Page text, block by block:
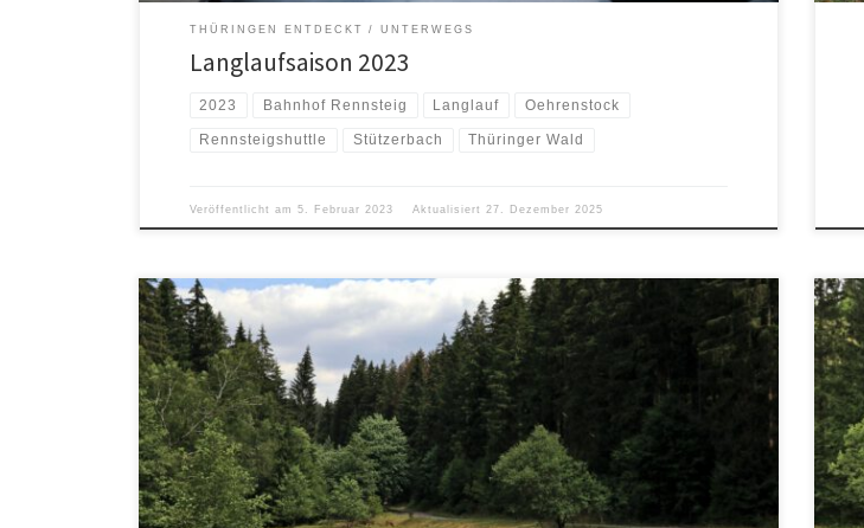
THÜRINGEN ENTDECKT UNTERWEGS
Langlaufsaison 2023
2023 Bahnhof Rennsteig Langlauf Oehrenstock
Rennsteigshuttle Stützerbach Thüringer Wald
Veröffentlicht am 5. Februar 2023 Aktualisiert 27. Dezember 2025